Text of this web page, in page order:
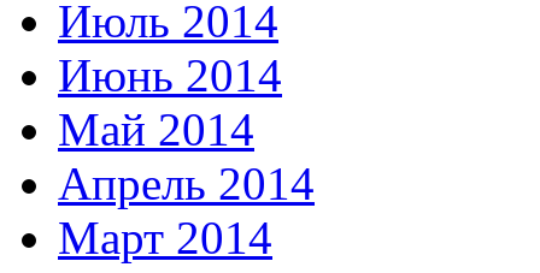
Июль 2014
Июнь 2014
Май 2014
Апрель 2014
Март 2014